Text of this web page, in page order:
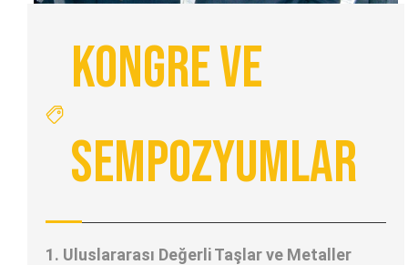
Kongre ve
Sempozyumlar
1. Uluslararası Değerli Taşlar ve Metaller